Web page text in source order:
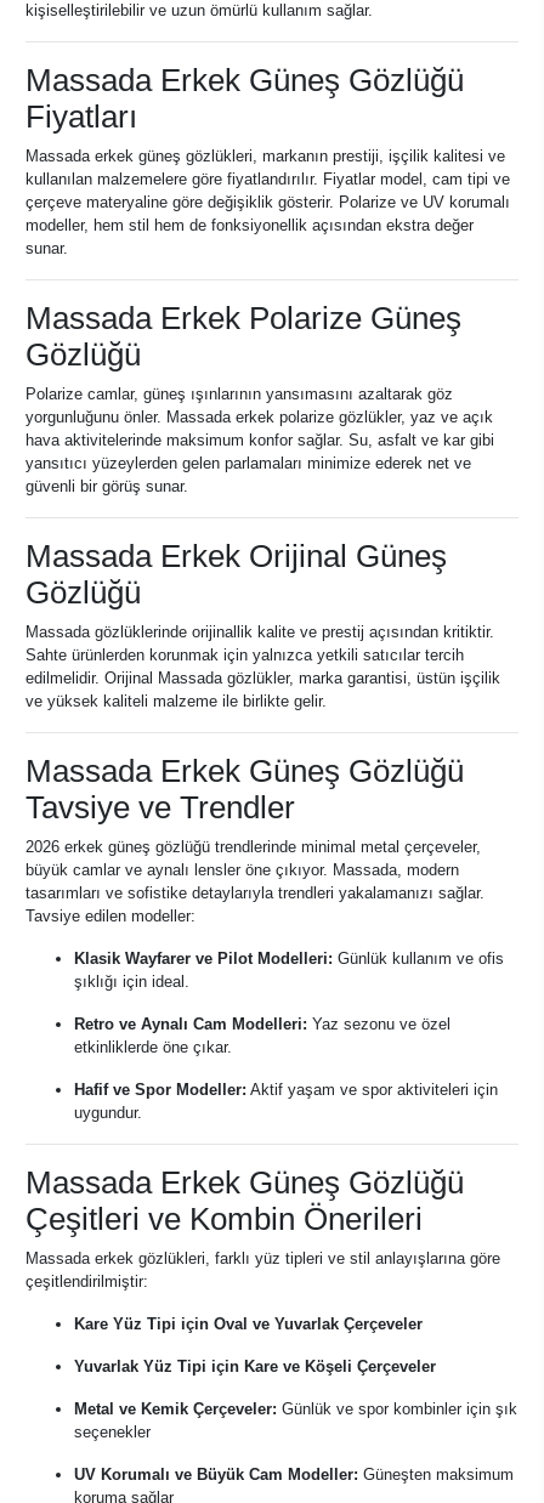
kişiselleştirilebilir ve uzun ömürlü kullanım sağlar.
Massada Erkek Güneş Gözlüğü
Fiyatları
Massada erkek güneş gözlükleri, markanın prestiji, işçilik kalitesi ve
kullanılan malzemelere göre fiyatlandırılır. Fiyatlar model, cam tipi ve
çerçeve materyaline göre değişiklik gösterir. Polarize ve UV korumalı
modeller, hem stil hem de fonksiyonellik açısından ekstra değer
sunar.
Massada Erkek Polarize Güneş
Gözlüğü
Polarize camlar, güneş ışınlarının yansımasını azaltarak göz
yorgunluğunu önler. Massada erkek polarize gözlükler, yaz ve açık
hava aktivitelerinde maksimum konfor sağlar. Su, asfalt ve kar gibi
yansıtıcı yüzeylerden gelen parlamaları minimize ederek net ve
güvenli bir görüş sunar.
Massada Erkek Orijinal Güneş
Gözlüğü
Massada gözlüklerinde orijinallik kalite ve prestij açısından kritiktir.
Sahte ürünlerden korunmak için yalnızca yetkili satıcılar tercih
edilmelidir. Orijinal Massada gözlükler, marka garantisi, üstün işçilik
ve yüksek kaliteli malzeme ile birlikte gelir.
Massada Erkek Güneş Gözlüğü
Tavsiye ve Trendler
2026 erkek güneş gözlüğü trendlerinde minimal metal çerçeveler,
büyük camlar ve aynalı lensler öne çıkıyor. Massada, modern
tasarımları ve sofistike detaylarıyla trendleri yakalamanızı sağlar.
Tavsiye edilen modeller:
Klasik Wayfarer ve Pilot Modelleri: Günlük kullanım ve ofis
şıklığı için ideal.
Retro ve Aynalı Cam Modelleri: Yaz sezonu ve özel
etkinliklerde öne çıkar.
Hafif ve Spor Modeller: Aktif yaşam ve spor aktiviteleri için
uygundur.
Massada Erkek Güneş Gözlüğü
Çeşitleri ve Kombin Önerileri
Massada erkek gözlükleri, farklı yüz tipleri ve stil anlayışlarına göre
çeşitlendirilmiştir:
Kare Yüz Tipi için Oval ve Yuvarlak Çerçeveler
Yuvarlak Yüz Tipi için Kare ve Köşeli Çerçeveler
Metal ve Kemik Çerçeveler: Günlük ve spor kombinler için şık
seçenekler
UV Korumalı ve Büyük Cam Modeller: Güneşten maksimum
koruma sağlar